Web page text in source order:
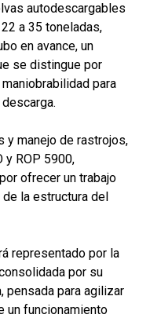
autodescargables
a 35 toneladas,
en avance, un
se distingue por
para
y manejo de rastrojos,
y ROP 5900,
ofrecer un trabajo
la estructura del
representado por la
por su
pensada para agilizar
un funcionamiento